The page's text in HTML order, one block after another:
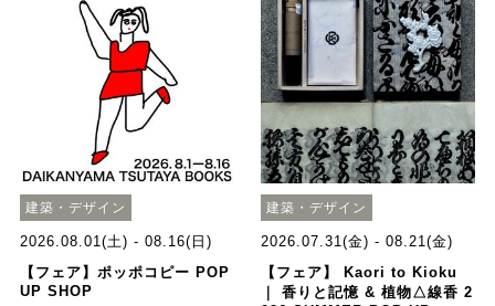
建築・デザイン
2026.08.01(土) - 08.16(日)
【フェア】ポッポコピー POP
UP SHOP
建築・デザイン
2026.07.31(金) - 08.21(金)
【フェア】 Kaori to Kioku
｜ 香りと記憶 & 植物△線香 2